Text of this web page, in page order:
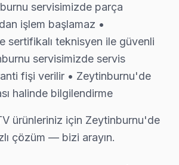
garanti süresi içinde aynı
Yumatu TV'lerde en sık
servisimizde Yumatu yazılım
Yumatu 4K modeli modelinde hangi
Yumatu 4K modeli modelinde
başvurmadan önce
servisimizde parça
işlem başlamaz •
sertifikalı teknisyen ile güvenli
servisimizde servis
fişi verilir • Zeytinburnu'de
halinde bilgilendirme
ürünleriniz için Zeytinburnu'de
çözüm — bizi arayın.